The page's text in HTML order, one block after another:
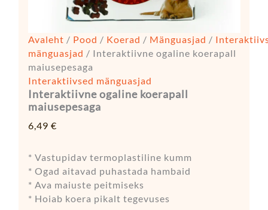
Avaleht / Pood / Koerad / Mänguasjad /
mänguasjad / Interaktiivne ogaline koerapall
maiusepesaga
Interaktiivsed mänguasjad
Interaktiivne ogaline koerapall
maiusepesaga
6,49 €
* Vastupidav termoplastiline kumm
* Ogad aitavad puhastada hambaid
* Ava maiuste peitmiseks
* Hoiab koera pikalt tegevuses